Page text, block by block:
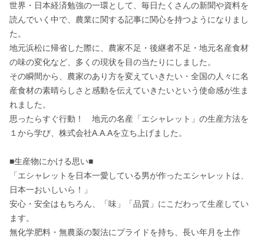
世界・日本経済勉強の一環として、毎日たくさんの新聞や資料を
読んでいく中で、農業に関する記事に関心を持つようになりまし
た。
地元浜松に帰省した際に、農家不足・後継者不足・地元名産食材
の味の変化など、多くの現状を目の当たりにしました。
その瞬間から、農家のあり方を変えていきたい・全国の人々に名
産食材の素晴らしさと感動を伝えていきたいという使命感が生ま
れました。
思ったらすぐ行動！　地元の名産「エシャレット」の生産方法を
１から学び、株式会社A.A.Aを立ち上げました。
■生産物にかける思い■
「エシャレットを日本一愛している男が作ったエシャレットは、
日本一おいしいら！」
安心・安全はもちろん、「味」「品質」にこだわって生産してい
ます。
無化学肥料・無農薬の製法にプライドを持ち、長い年月を土作